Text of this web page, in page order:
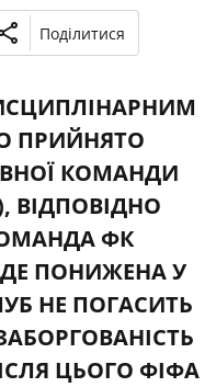
Поділитися
ПРИЙНЯТО
КОМАНДИ
ВІДПОВІДНО
ФК
ПОНИЖЕНА У
НЕ ПОГАСИТЬ
ЦЬОГО ФІФА